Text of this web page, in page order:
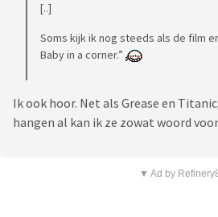
[..]
Soms kijk ik nog steeds als de film
Baby in a corner.”
Ik ook hoor. Net als Grease en
hangen al kan ik ze zowat woord
▼ Ad by